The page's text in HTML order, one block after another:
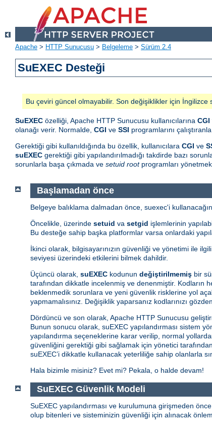
Apache > HTTP Sunucusu > Belgeleme > Sürüm 2.4
SuEXEC Desteği
Bu çeviri güncel olmayabilir. Son değişiklikler için İngilizce
SuEXEC özelliği, Apache HTTP Sunucusu kullanıcılarına CGI
olanağı verir. Normalde, CGI ve SSI programlarını
Gerektiği gibi kullanıldığında bu özellik, kullanıcılara CGI ve
suEXEC gerektiği gibi yapılandırılmadığı takdirde bazı
sorunlarla başa çıkmada ve setuid rootprogramları
Başlamadan önce
Belgeye balıklama dalmadan önce, suexec'i
Öncelikle, üzerinde setuid va setgid işlemlerinin
Bu desteğe sahip başka platformlar varsa onlardaki
İkinci olarak, bilgisayarınızın güvenliği ve yönetimi ile
seviyesi üzerindeki etkilerini bilmek dahildir.
Üçüncü olarak, suEXEC kodunun değiştirilmemiş bir
tarafından dikkatle incelenmiş ve denenmiştir. Kodların
beklenmedik sorunlara ve yeni güvenlik risklerine yol
yapmamalısınız. Değişiklik yaparsanız kodlarınızı
Dördüncü ve son olarak, Apache HTTP Sunucusu
Bunun sonucu olarak, suEXEC yapılandırması sistem
yapılandırma seçeneklerine karar verilip, normal
güvenliğini gerektiği gibi sağlamak için yönetici
suEXEC’i dikkatle kullanacak yeterliliğe sahip olanlarla
Hala bizimle misiniz? Evet mi? Pekala, o halde devam!
SuEXEC Güvenlik Modeli
SuEXEC yapılandırması ve kurulumuna girişmeden
olup bitenleri ve sisteminizin güvenliği için alınacak